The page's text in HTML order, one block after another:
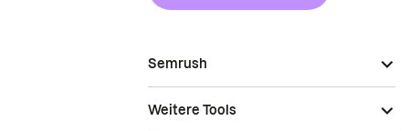
Semrush
Weitere Tools